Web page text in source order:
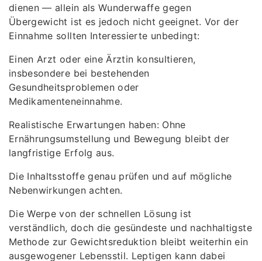
dienen — allein als Wunderwaffe gegen
Übergewicht ist es jedoch nicht geeignet. Vor der
Einnahme sollten Interessierte unbedingt:
Einen Arzt oder eine Ärztin konsultieren,
insbesondere bei bestehenden
Gesundheitsproblemen oder
Medikamenteneinnahme.
Realistische Erwartungen haben: Ohne
Ernährungsumstellung und Bewegung bleibt der
langfristige Erfolg aus.
Die Inhaltsstoffe genau prüfen und auf mögliche
Nebenwirkungen achten.
Die Werpe von der schnellen Lösung ist
verständlich, doch die gesündeste und nachhaltigste
Methode zur Gewichtsreduktion bleibt weiterhin ein
ausgewogener Lebensstil. Leptigen kann dabei